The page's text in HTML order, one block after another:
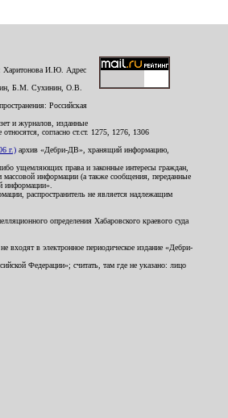
Харитонова И.Ю. Адрес
Б.М. Сухинин, О.В.
Российская
и журналов, изданные
согласно ст.ст. 1275, 1276, 1306
г.) архив «Дебри-ДВ», хранящий информацию,
ущемляющих права и законные интересы граждан,
информации (а также сообщения, переданные
информации».
распространитель не является надлежащим
определения Хабаровского краевого суда
входят в электронное периодическое издание «Дебри-
Федерации»; считать, там где не указано: лицо